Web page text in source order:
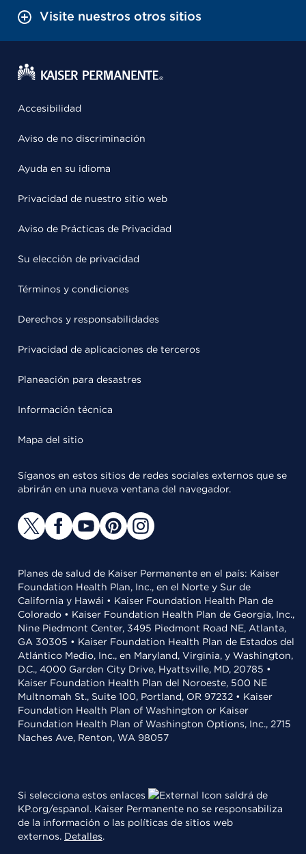
Visite nuestros otros sitios
Accesibilidad
Aviso de no discriminación
Ayuda en su idioma
Privacidad de nuestro sitio web
Aviso de Prácticas de Privacidad
Su elección de privacidad
Términos y condiciones
Derechos y responsabilidades
Privacidad de aplicaciones de terceros
Planeación para desastres
Información técnica
Mapa del sitio
Síganos en estos sitios de redes sociales externos que se
abrirán en una nueva ventana del navegador.
Planes de salud de Kaiser Permanente en el país: Kaiser
Foundation Health Plan, Inc., en el Norte y Sur de
California y Hawái • Kaiser Foundation Health Plan de
Colorado • Kaiser Foundation Health Plan de Georgia, Inc.,
Nine Piedmont Center, 3495 Piedmont Road NE, Atlanta,
GA 30305 • Kaiser Foundation Health Plan de Estados del
Atlántico Medio, Inc., en Maryland, Virginia, y Washington,
D.C., 4000 Garden City Drive, Hyattsville, MD, 20785 •
Kaiser Foundation Health Plan del Noroeste, 500 NE
Multnomah St., Suite 100, Portland, OR 97232 • Kaiser
Foundation Health Plan of Washington or Kaiser
Foundation Health Plan of Washington Options, Inc., 2715
Naches Ave, Renton, WA 98057
Si selecciona estos enlaces
saldrá de
KP.org/espanol. Kaiser Permanente no se responsabiliza
de la información o las políticas de sitios web
externos. Detalles.